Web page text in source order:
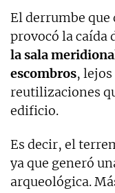
El derrumbe que
provocó la caída
la sala
escombros,
reutilizaciones
edificio.
Es decir, el
ya que generó
arqueológica.